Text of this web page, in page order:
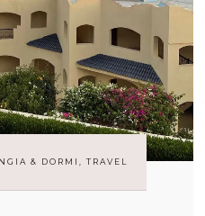
& DORMI,TRAVEL